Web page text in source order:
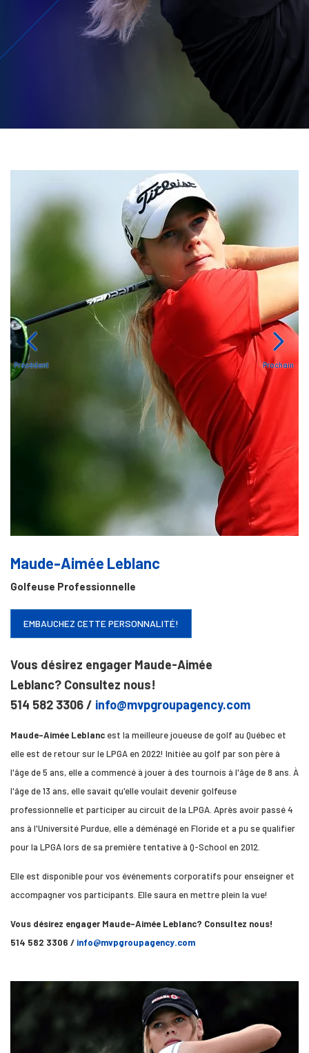
Précédent Prochain
Maude-Aimée Leblanc
Golfeuse Professionnelle
EMBAUCHEZ CETTE PERSONNALITÉ!
Vous désirez engager Maude-Aimée
Leblanc? Consultez nous!
514 582 3306 / info@mvpgroupagency.com
Maude-Aimée Leblanc est la meilleure joueuse de golf au Québec et
elle est de retour sur le LPGA en 2022! Initiée au golf par son père à
l'âge de 5 ans, elle a commencé à jouer à des tournois à l'âge de 8 ans. À
l'âge de 13 ans, elle savait qu'elle voulait devenir golfeuse
professionnelle et participer au circuit de la LPGA. Après avoir passé 4
ans à l'Université Purdue, elle a déménagé en Floride et a pu se qualifier
pour la LPGA lors de sa première tentative à Q-School en 2012.
Elle est disponible pour vos événements corporatifs pour enseigner et
accompagner vos participants. Elle saura en mettre plein la vue!
Vous désirez engager Maude-Aimée Leblanc? Consultez nous!
514 582 3306 / info@mvpgroupagency.com